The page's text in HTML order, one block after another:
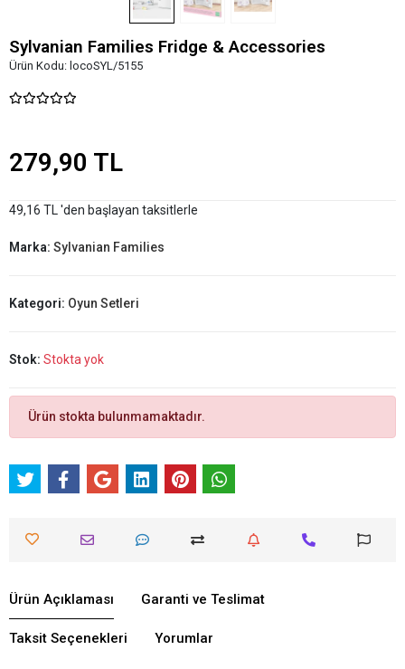
Sylvanian Families Fridge & Accessories
Ürün Kodu: locoSYL/5155
279,90 TL
49,16 TL 'den başlayan taksitlerle
Marka: Sylvanian Families
Kategori: Oyun Setleri
Stok: Stokta yok
Ürün stokta bulunmamaktadır.
Ürün Açıklaması Garanti ve Teslimat
Taksit Seçenekleri Yorumlar